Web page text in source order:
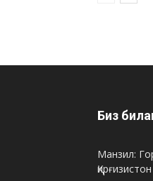
Биз
Манзил:
Қирғизистон